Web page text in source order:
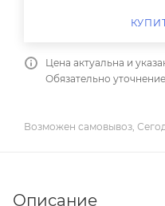
Цена актуальна и
Обязательно
Возможен самовывоз,
Описание